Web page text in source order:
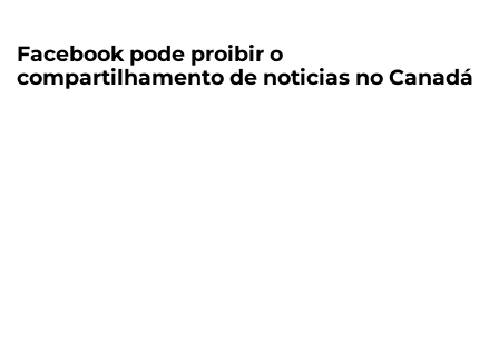
Facebook pode proibir o
compartilhamento de noticias no Canadá